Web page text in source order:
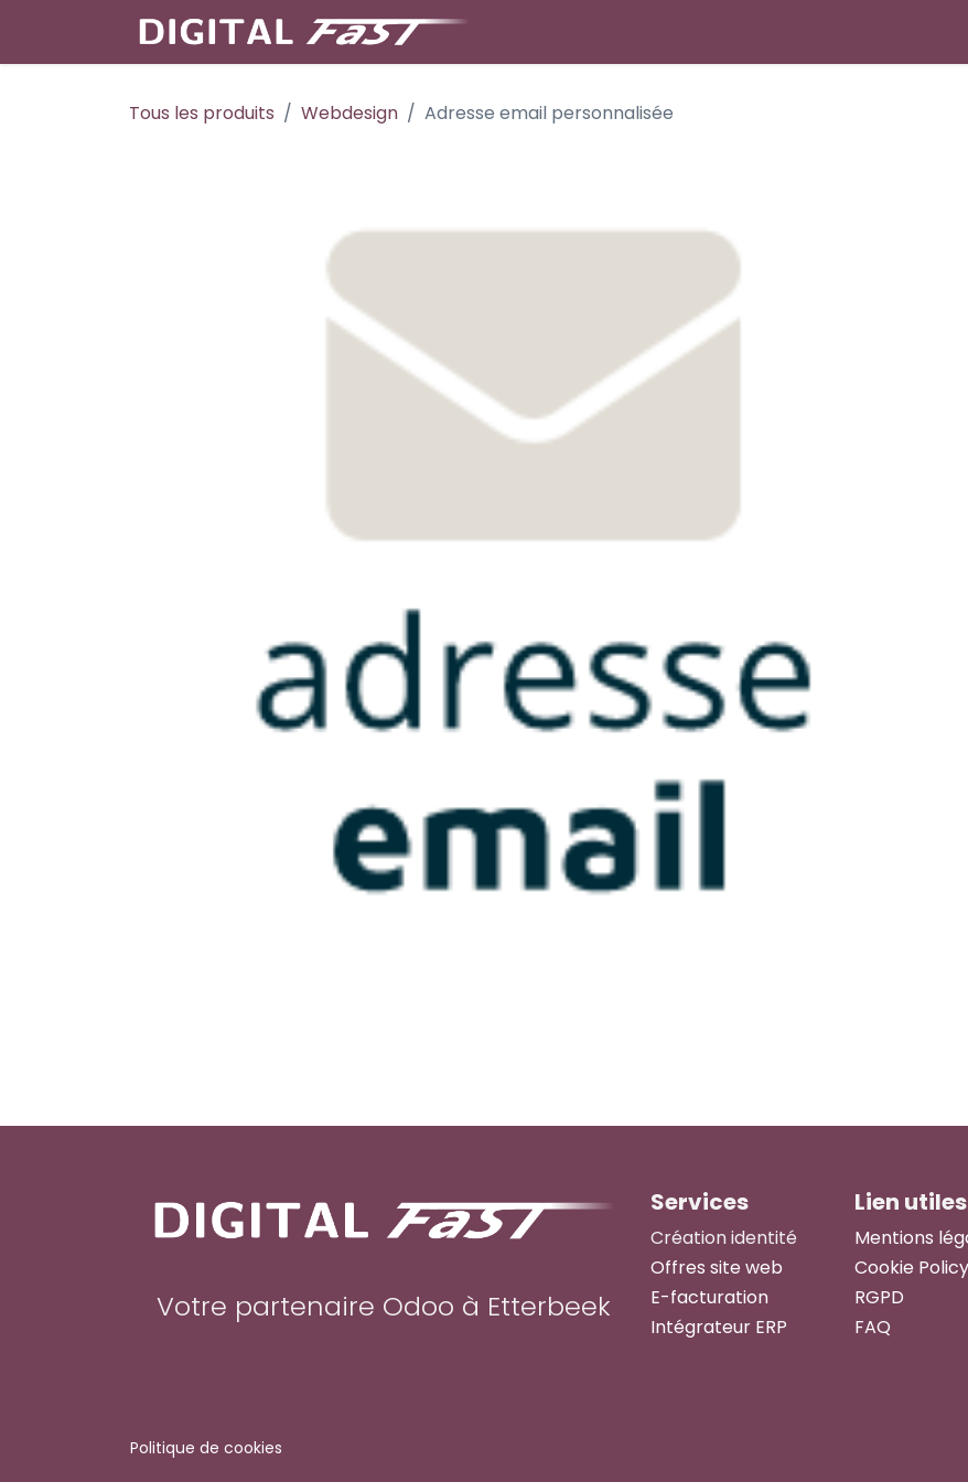
Tous les produits Webdesign Adresse email personnalisée
Votre partenaire Odoo à Etterbeek
Lien utiles
Mentions
Cookie Policy
RGPD
FAQ
Services
Création identité
Offres site web
E-facturation
Intégrateur ERP
Politique de cookies